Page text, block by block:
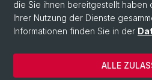
© Universität Basel
Philosophisch-Historische Fakultät
Home
Datenschutzerklärung
die Sie ihnen bereitgestellt haben
Ihrer Nutzung der Dienste
Informationen finden Sie in der
ALLE